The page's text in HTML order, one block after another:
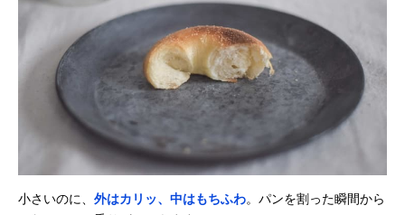
小さいのに、 外はカリッ、中はもちふわ。パンを割った瞬間から